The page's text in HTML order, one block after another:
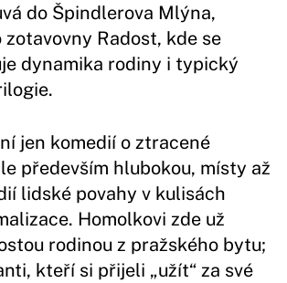
do Špindlerova Mlýna,
Radost, kde se
dynamika rodiny i typický
jen komedií o ztracené
především hlubokou, místy až
lidské povahy v kulisách
Homolkovi zde už
rodinou z pražského bytu;
kteří si přijeli „užít“ za své